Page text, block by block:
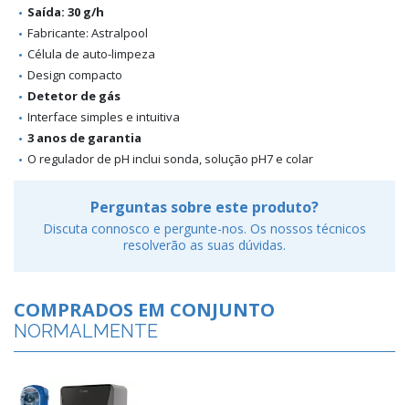
Saída: 30 g/h
Fabricante: Astralpool
Célula de auto-limpeza
Design compacto
Detetor de gás
Interface simples e intuitiva
3 anos de garantia
O regulador de pH inclui sonda, solução pH7 e colar
Perguntas sobre este produto?
Discuta connosco e pergunte-nos. Os nossos técnicos
resolverão as suas dúvidas.
COMPRADOS EM CONJUNTO
NORMALMENTE